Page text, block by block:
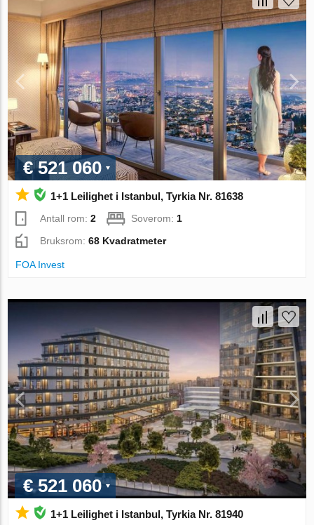
€ 521 060
1+1 Leilighet i Istanbul, Tyrkia Nr. 81638
Antall rom:2 Soverom: 1
Bruksrom:68 Kvadratmeter
FOA Invest
€ 521 060
1+1 Leilighet i Istanbul, Tyrkia Nr. 81940